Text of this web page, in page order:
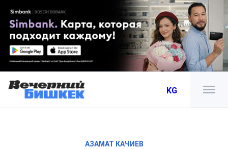
KG
АЗАМАТ КАЧИЕВ